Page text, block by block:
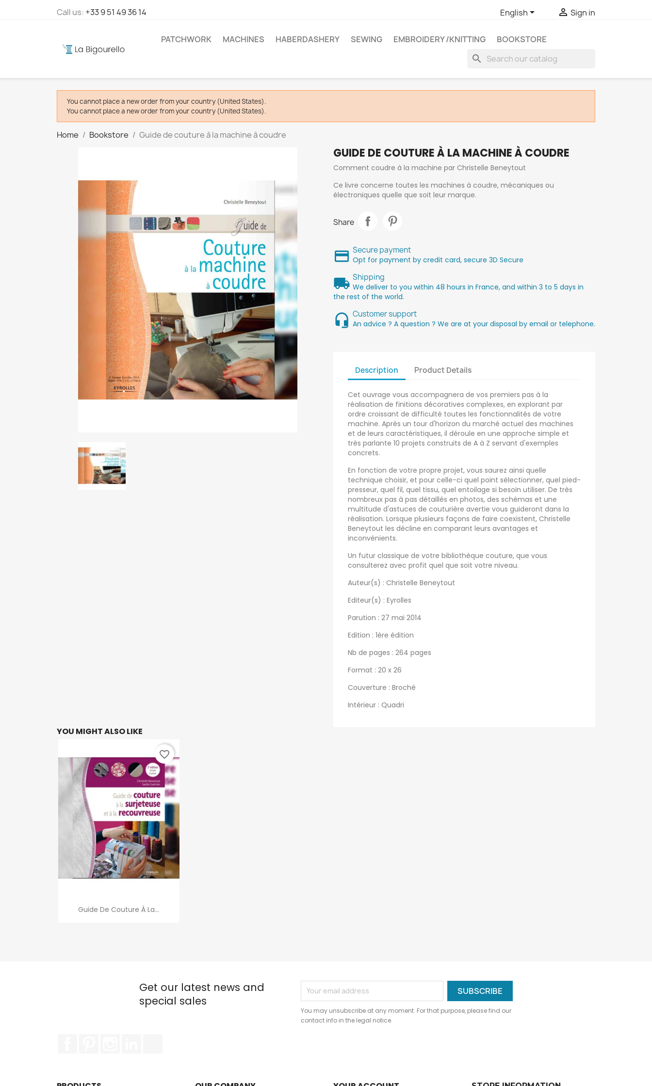
Call us: +33 9 51 49 36 14 English  Sign in
PATCHWORK MACHINES HABERDASHERY SEWING EMBROIDERY /KNITTING BOOKSTORE
search
You cannot place a new order from your country (United States).
You cannot place a new order from your country (United States).
Home Bookstore Guide de couture à la machine à coudre
GUIDE DE COUTURE À LA MACHINE À COUDRE
Comment coudre à la machine par Christelle Beneytout
Ce livre concerne toutes les machines à coudre, mécaniques ou
électroniques quelle que soit leur marque.
Share
Secure payment
Opt for payment by credit card, secure 3D Secure
Shipping
We deliver to you within 48 hours in France, and within 3 to 5 days in
the rest of the world.
Customer support
An advice ? A question ? We are at your disposal by email or telephone.
Description Product Details
Cet ouvrage vous accompagnera de vos premiers pas à la
réalisation de finitions décoratives complexes, en explorant par
ordre croissant de difficulté toutes les fonctionnalités de votre
machine. Après un tour d'horizon du marché actuel des machines
et de leurs caractéristiques, il déroule en une approche simple et
très parlante 10 projets construits de A à Z servant d'exemples
concrets.
En fonction de votre propre projet, vous saurez ainsi quelle
technique choisir, et pour celle-ci quel point sélectionner, quel pied-
presseur, quel fil, quel tissu, quel entoilage si besoin utiliser. De très
nombreux pas à pas détaillés en photos, des schémas et une
multitude d'astuces de couturière avertie vous guideront dans la
réalisation. Lorsque plusieurs façons de faire coexistent, Christelle
Beneytout les décline en comparant leurs avantages et
inconvénients.
Un futur classique de votre bibliothèque couture, que vous
consulterez avec profit quel que soit votre niveau.
Auteur(s) : Christelle Beneytout
Editeur(s) : Eyrolles
Parution : 27 mai 2014
Edition : 1ère édition
Nb de pages : 264 pages
Format : 20 x 26
Couverture : Broché
Intérieur : Quadri
YOU MIGHT ALSO LIKE
Quick view
Guide De Couture À La...
favorite_border
Get our latest news and
special sales
You may unsubscribe at any moment. For that purpose, please find our
contact info in the legal notice.